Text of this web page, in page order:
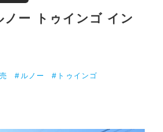
ー トゥインゴ イン
#ルノー
#トゥインゴ